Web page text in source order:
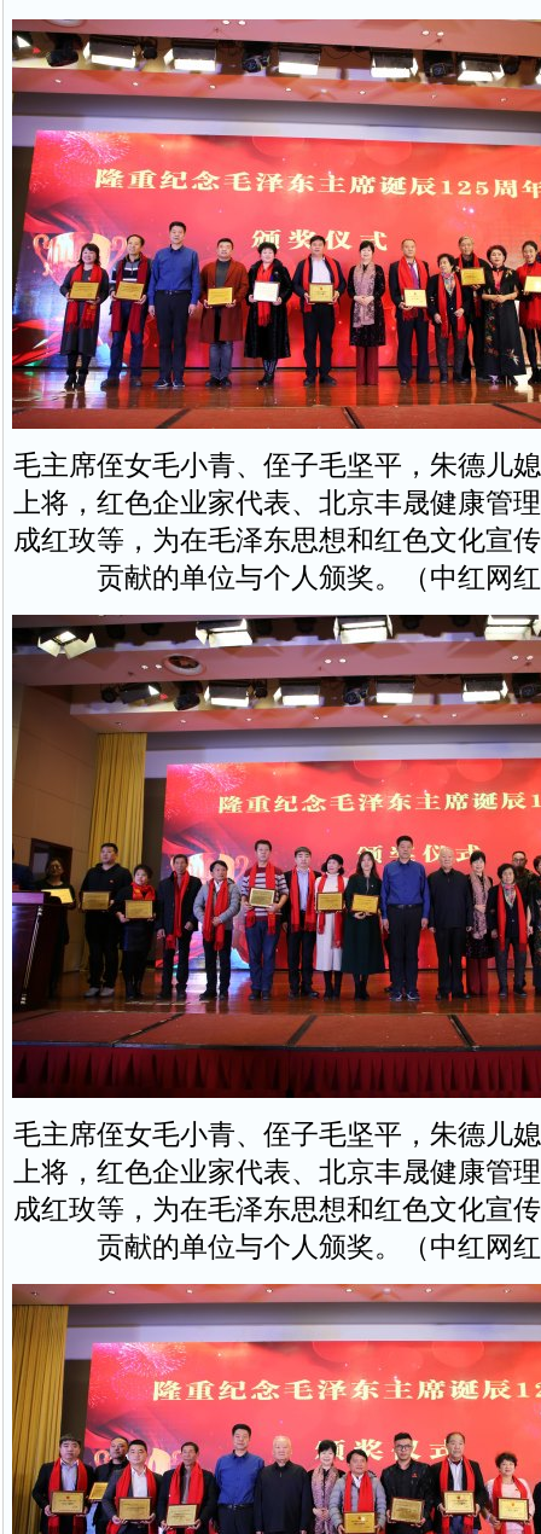
毛主席侄女毛小青、侄子毛坚平，朱德儿
上将，红色企业家代表、北京丰晟健康管
成红玫等，为在毛泽东思想和红色文化宣
贡献的单位与个人颁奖。（中红网
毛主席侄女毛小青、侄子毛坚平，朱德儿
上将，红色企业家代表、北京丰晟健康管
成红玫等，为在毛泽东思想和红色文化宣
贡献的单位与个人颁奖。（中红网